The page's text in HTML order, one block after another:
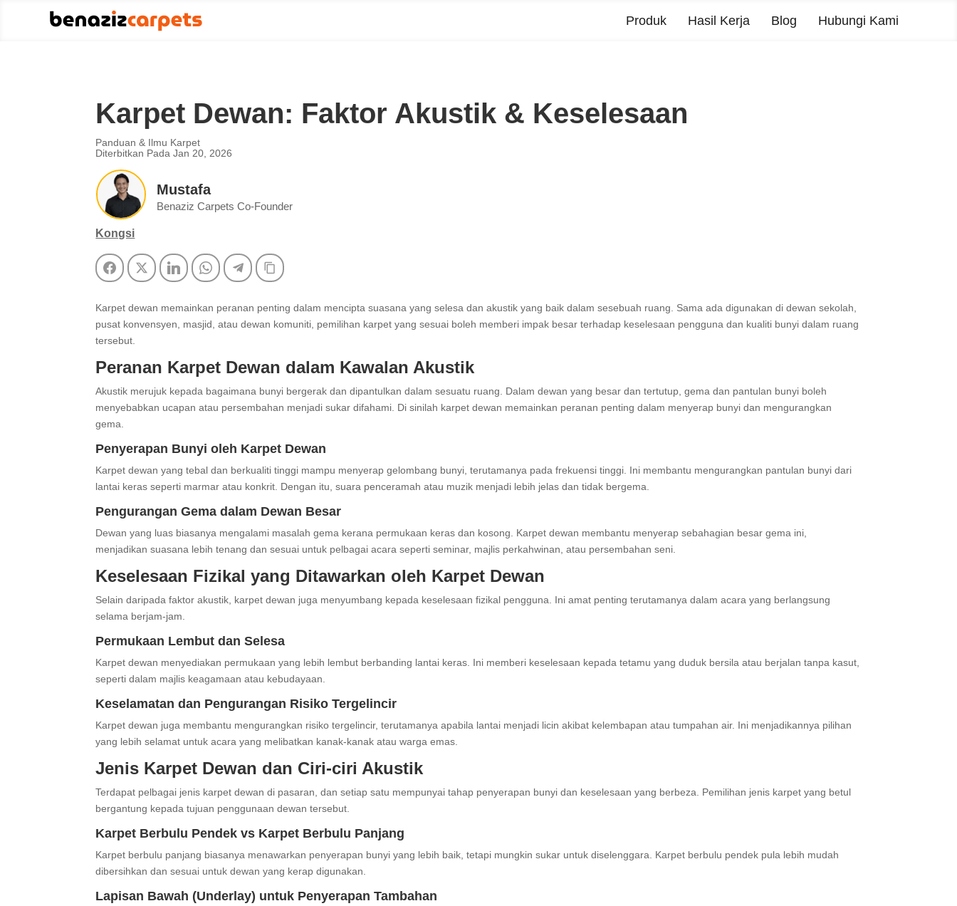
Produk Hasil Kerja Blog Hubungi Kami
Karpet Dewan: Faktor Akustik & Keselesaan
Panduan & Ilmu Karpet
Diterbitkan Pada Jan 20, 2026
Mustafa
Benaziz Carpets Co-Founder
Kongsi
FacebookTwitter LinkedInWhatsAppTelegramCopy Link
Karpet dewan memainkan peranan penting dalam mencipta suasana yang selesa dan akustik yang baik dalam sesebuah ruang. Sama ada digunakan di dewan sekolah,
pusat konvensyen, masjid, atau dewan komuniti, pemilihan karpet yang sesuai boleh memberi impak besar terhadap keselesaan pengguna dan kualiti bunyi dalam ruang
tersebut.
Peranan Karpet Dewan dalam Kawalan Akustik
Akustik merujuk kepada bagaimana bunyi bergerak dan dipantulkan dalam sesuatu ruang. Dalam dewan yang besar dan tertutup, gema dan pantulan bunyi boleh
menyebabkan ucapan atau persembahan menjadi sukar difahami. Di sinilah karpet dewan memainkan peranan penting dalam menyerap bunyi dan mengurangkan
gema.
Penyerapan Bunyi oleh Karpet Dewan
Karpet dewan yang tebal dan berkualiti tinggi mampu menyerap gelombang bunyi, terutamanya pada frekuensi tinggi. Ini membantu mengurangkan pantulan bunyi dari
lantai keras seperti marmar atau konkrit. Dengan itu, suara penceramah atau muzik menjadi lebih jelas dan tidak bergema.
Pengurangan Gema dalam Dewan Besar
Dewan yang luas biasanya mengalami masalah gema kerana permukaan keras dan kosong. Karpet dewan membantu menyerap sebahagian besar gema ini,
menjadikan suasana lebih tenang dan sesuai untuk pelbagai acara seperti seminar, majlis perkahwinan, atau persembahan seni.
Keselesaan Fizikal yang Ditawarkan oleh Karpet Dewan
Selain daripada faktor akustik, karpet dewan juga menyumbang kepada keselesaan fizikal pengguna. Ini amat penting terutamanya dalam acara yang berlangsung
selama berjam-jam.
Permukaan Lembut dan Selesa
Karpet dewan menyediakan permukaan yang lebih lembut berbanding lantai keras. Ini memberi keselesaan kepada tetamu yang duduk bersila atau berjalan tanpa kasut,
seperti dalam majlis keagamaan atau kebudayaan.
Keselamatan dan Pengurangan Risiko Tergelincir
Karpet dewan juga membantu mengurangkan risiko tergelincir, terutamanya apabila lantai menjadi licin akibat kelembapan atau tumpahan air. Ini menjadikannya pilihan
yang lebih selamat untuk acara yang melibatkan kanak-kanak atau warga emas.
Jenis Karpet Dewan dan Ciri-ciri Akustik
Terdapat pelbagai jenis karpet dewan di pasaran, dan setiap satu mempunyai tahap penyerapan bunyi dan keselesaan yang berbeza. Pemilihan jenis karpet yang betul
bergantung kepada tujuan penggunaan dewan tersebut.
Karpet Berbulu Pendek vs Karpet Berbulu Panjang
Karpet berbulu panjang biasanya menawarkan penyerapan bunyi yang lebih baik, tetapi mungkin sukar untuk diselenggara. Karpet berbulu pendek pula lebih mudah
dibersihkan dan sesuai untuk dewan yang kerap digunakan.
Lapisan Bawah (Underlay) untuk Penyerapan Tambahan